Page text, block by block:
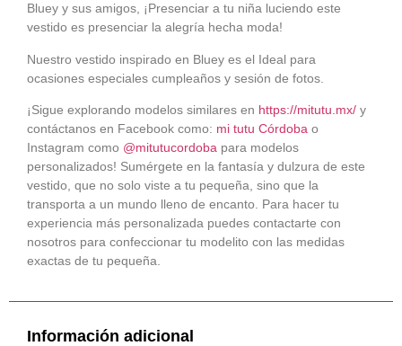
Bluey y sus amigos, ¡Presenciar a tu niña luciendo este
vestido es presenciar la alegría hecha moda!
Nuestro vestido inspirado en Bluey es el Ideal para
ocasiones especiales cumpleaños y sesión de fotos.
¡Sigue explorando modelos similares en https://mitutu.mx/ y
contáctanos en Facebook como: mi tutu Córdoba o
Instagram como @mitutucordoba para modelos
personalizados! Sumérgete en la fantasía y dulzura de este
vestido, que no solo viste a tu pequeña, sino que la
transporta a un mundo lleno de encanto. Para hacer tu
experiencia más personalizada puedes contactarte con
nosotros para confeccionar tu modelito con las medidas
exactas de tu pequeña.
Información adicional